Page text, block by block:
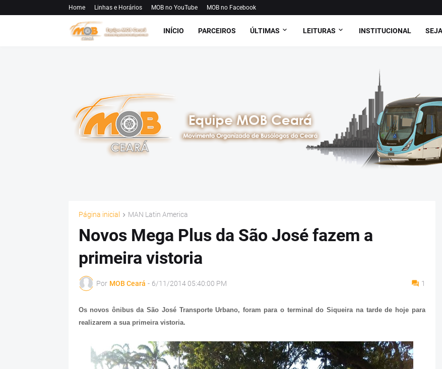
Home Linhas e Horários MOB no YouTube MOB no Facebook
INÍCIO PARCEIROS ÚLTIMAS LEITURAS INSTITUCIONAL
Página inicial MAN Latin America
Novos Mega Plus da São José fazem a
primeira vistoria
Por MOB Ceará - 6/11/2014 05:40:00 PM 1
Os novos ônibus da São José Transporte Urbano, foram para o terminal do Siqueira na tarde de hoje para
realizarem a sua primeira vistoria.